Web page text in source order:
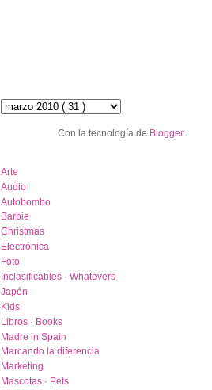
Con la tecnología de Blogger.
Arte
Audio
Autobombo
Barbie
Christmas
Electrónica
Foto
Inclasificables · Whatevers
Japón
Kids
Libros · Books
Madre in Spain
Marcando la diferencia
Marketing
Mascotas · Pets